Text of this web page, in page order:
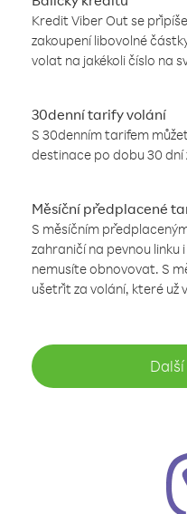
Kredit Viber Out se
zakoupení libovolné
volat na jakékoli číslo na
30denní tarify volání
S 30denním tarifem
destinace po dobu 30 dní
Měsíční předplacené
S měsíčním
zahraničí na pevnou linku
nemusíte obnovovat. S
ušetřit za volání, které už